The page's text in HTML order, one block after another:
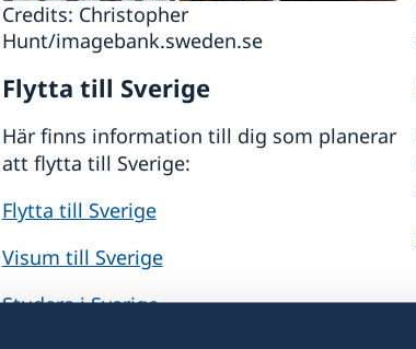
Credits: Christopher
Hunt/imagebank.sweden.se
Flytta till Sverige
Här finns information till dig som planerar
att flytta till Sverige:
Flytta till Sverige
Visum till Sverige
Studera i Sverige